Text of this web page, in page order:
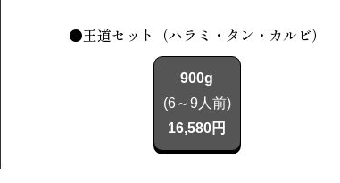
●王道セット（ハラミ・タン・カルビ）
900g
(6～9人前)
16,580円